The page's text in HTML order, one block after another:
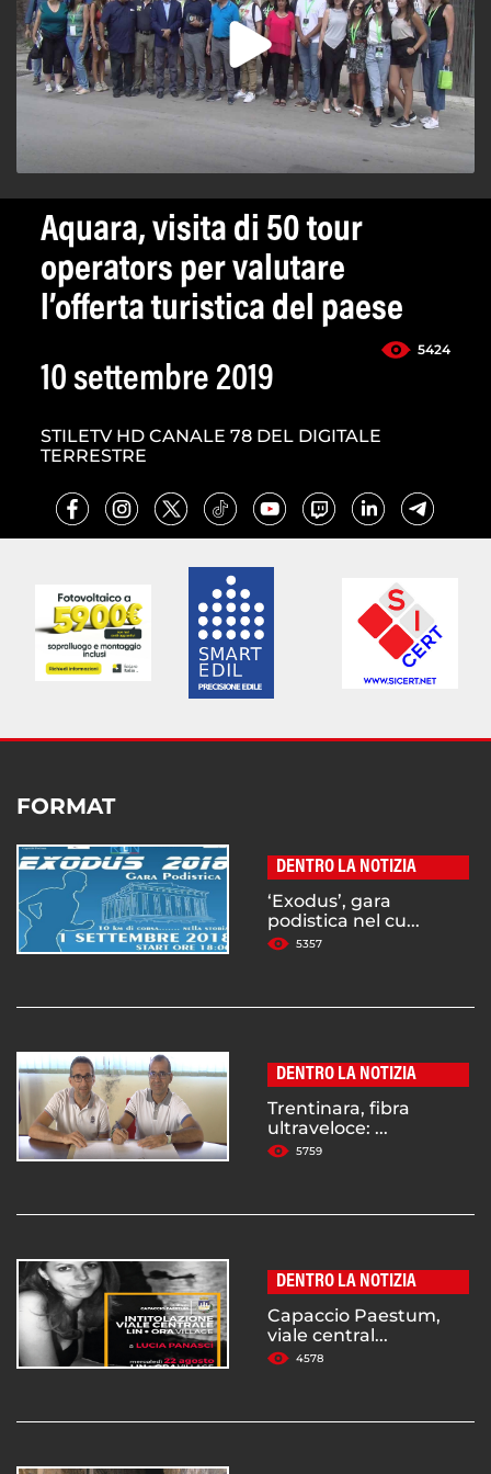
Aquara, visita di 50 tour
operators per valutare
l’offerta turistica del paese
5424
10 settembre 2019
STILETV HD CANALE 78 DEL DIGITALE
TERRESTRE
FORMAT
DENTRO LA NOTIZIA
‘Exodus’, gara
podistica nel cu...
5357
DENTRO LA NOTIZIA
Trentinara, fibra
ultraveloce: ...
5759
DENTRO LA NOTIZIA
Capaccio Paestum,
viale central...
4578